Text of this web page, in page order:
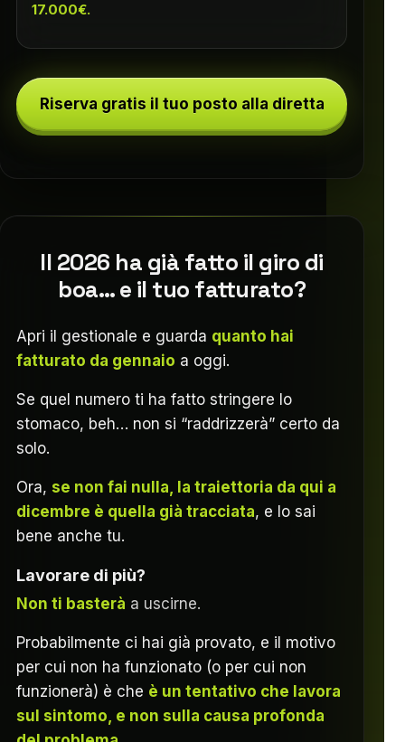
17.000€.
Riserva gratis il tuo posto alla diretta
Il 2026 ha già fatto il giro di
boa… e il tuo fatturato?
Apri il gestionale e guarda quanto hai
fatturato da gennaio a oggi.
Se quel numero ti ha fatto stringere lo
stomaco, beh… non si “raddrizzerà” certo da
solo.
Ora, se non fai nulla, la traiettoria da qui a
dicembre è quella già tracciata, e lo sai
bene anche tu.
Lavorare di più?
Non ti basterà a uscirne.
Probabilmente ci hai già provato, e il motivo
per cui non ha funzionato (o per cui non
funzionerà) è che è un tentativo che lavora
sul sintomo, e non sulla causa profonda